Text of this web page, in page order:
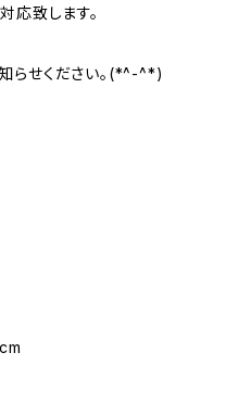
応致します。
らせください。(*^-^*)